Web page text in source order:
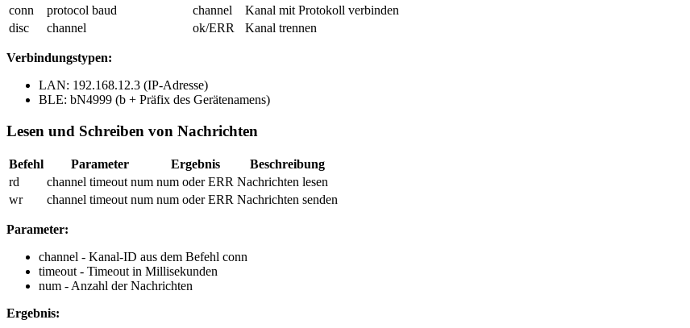
conn
protocol baud channel
Kanal mit Protokoll verbinden
disc
channel ok/ERR Kanal trennen
Verbindungstypen:
LAN: 192.168.12.3 (IP-Adresse)
BLE: bN4999 (b + Präfix des Gerätenamens)
Lesen und Schreiben von Nachrichten
Befehl Parameter Ergebnis
Beschreibung
rd
channel timeout num num oder ERR Nachrichten lesen
wr
channel timeout num num oder ERR Nachrichten senden
Parameter:
channel - Kanal-ID aus dem Befehl conn
timeout - Timeout in Millisekunden
num - Anzahl der Nachrichten
Ergebnis: